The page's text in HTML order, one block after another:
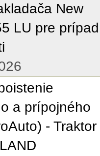
New
LU pre prípad
a prípojného
- Traktor